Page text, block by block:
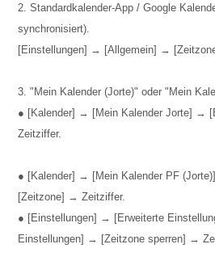
2. Standardkalender-App / Google
synchronisiert).
[Einstellungen] → [Allgemein] →
3. "Mein Kalender (Jorte)" oder "Mein
● [Kalender] → [Mein Kalender Jorte] →
Zeitziffer.
● [Kalender] → [Mein Kalender PF
[Zeitzone] → Zeitziffer.
● [Einstellungen] → [Erweiterte
Einstellungen] → [Zeitzone sperren] →